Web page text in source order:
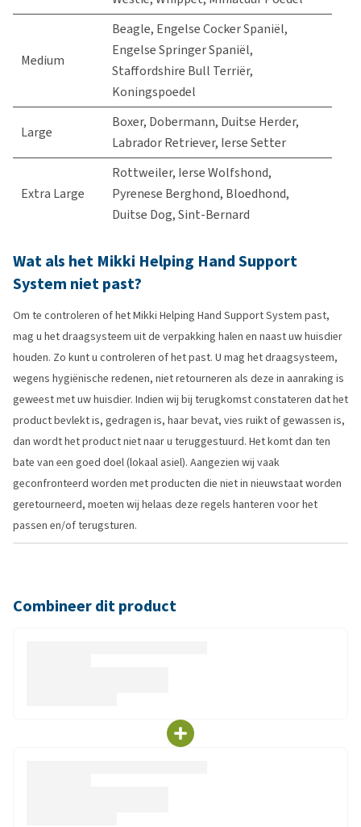
Medium
Beagle, Engelse Cocker Spaniël,
Engelse Springer Spaniël,
Staffordshire Bull Terriër,
Koningspoedel
Large
Boxer, Dobermann, Duitse Herder,
Labrador Retriever, Ierse Setter
Extra Large
Rottweiler, Ierse Wolfshond,
Pyrenese Berghond, Bloedhond,
Duitse Dog, Sint-Bernard
Wat als het Mikki Helping Hand Support
System niet past?
Om te controleren of het Mikki Helping Hand Support System past,
mag u het draagsysteem uit de verpakking halen en naast uw huisdier
houden. Zo kunt u controleren of het past. U mag het draagsysteem,
wegens hygiënische redenen, niet retourneren als deze in aanraking is
geweest met uw huisdier. Indien wij bij terugkomst constateren dat het
product bevlekt is, gedragen is, haar bevat, vies ruikt of gewassen is,
dan wordt het product niet naar u teruggestuurd. Het komt dan ten
bate van een goed doel (lokaal asiel). Aangezien wij vaak
geconfronteerd worden met producten die niet in nieuwstaat worden
geretourneerd, moeten wij helaas deze regels hanteren voor het
passen en/of terugsturen.
Combineer dit product